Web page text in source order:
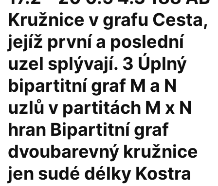
Kružnice v grafu Cesta,
jejíž první a poslední
uzel splývají. 3 Úplný
bipartitní graf M a N
uzlů v partitách M x N
hran Bipartitní graf
dvoubarevný kružnice
jen sudé délky Kostra